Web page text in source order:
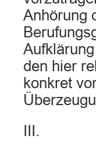
Anhörung
den hier
konkret
III.